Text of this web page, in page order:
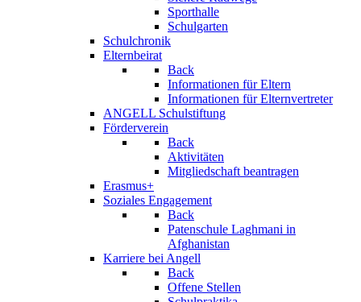
Sporthalle
Schulgarten
Schulchronik
Elternbeirat
Back
Informationen für Eltern
Informationen für Elternvertreter
ANGELL Schulstiftung
Förderverein
Back
Aktivitäten
Mitgliedschaft beantragen
Erasmus+
Soziales Engagement
Back
Patenschule Laghmani in
Afghanistan
Karriere bei Angell
Back
Offene Stellen